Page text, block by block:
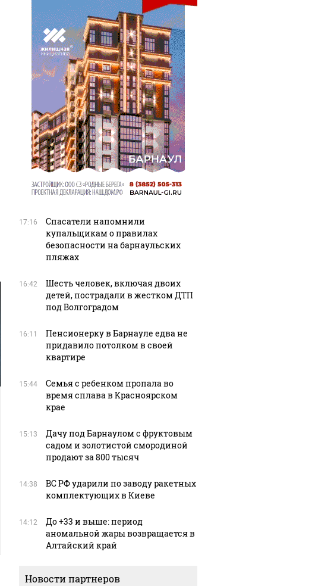
17:16
Спасатели напомнили
купальщикам о правилах
безопасности на барнаульских
пляжах
16:42
Шесть человек, включая двоих
детей, пострадали в жестком ДТП
под Волгоградом
16:11
Пенсионерку в Барнауле едва не
придавило потолком в своей
квартире
15:44
Семья с ребенком пропала во
время сплава в Красноярском
крае
15:13
Дачу под Барнаулом с фруктовым
садом и золотистой смородиной
продают за 800 тысяч
14:38
ВС РФ ударили по заводу ракетных
комплектующих в Киеве
14:12
До +33 и выше: период
аномальной жары возвращается в
Алтайский край
Новости партнеров